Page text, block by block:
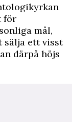
för
mål,
sälja ett visst
därpå höjs